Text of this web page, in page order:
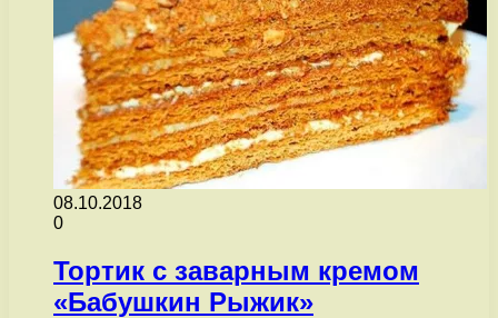
08.10.2018
0
Тортик с заварным кремом
«Бабушкин Рыжик»